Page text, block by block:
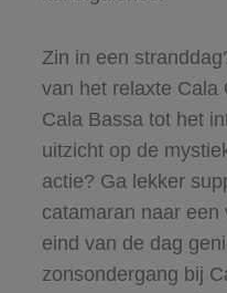
Zin in een
van het relaxte Cala
Cala Bassa tot het
uitzicht op de
actie? Ga lekker
catamaran naar
eind van de dag
zonsondergang bij